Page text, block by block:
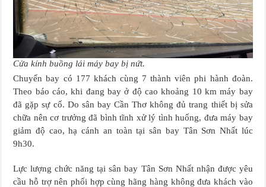
Cửa kính buồng lái máy bay bị nứt.
Chuyến bay có 177 khách cùng 7 thành viên phi hành đoàn.
Theo báo cáo, khi đang bay ở độ cao khoảng 10 km máy bay
đã gặp sự cố. Do sân bay Cần Thơ không đủ trang thiết bị sửa
chữa nên cơ trưởng đã bình tĩnh xử lý tình huống, đưa máy bay
giảm độ cao, hạ cánh an toàn tại sân bay Tân Sơn Nhất lúc
9h30.
Lực lượng chức năng tại sân bay Tân Sơn Nhất nhận được yêu
cầu hỗ trợ nên phối hợp cùng hãng hàng không đưa khách vào